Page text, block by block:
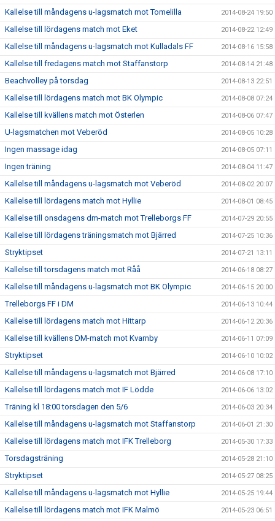
Kallelse till måndagens u-lagsmatch mot Tomelilla 2014-08-24 19:50
Kallelse till lördagens match mot Eket 2014-08-22 12:49
Kallelse till måndagens u-lagsmatch mot Kulladals FF 2014-08-16 15:58
Kallelse till fredagens match mot Staffanstorp 2014-08-14 21:48
Beachvolley på torsdag 2014-08-13 22:51
Kallelse till lördagens match mot BK Olympic 2014-08-08 07:24
Kallelse till kvällens match mot Österlen 2014-08-06 07:47
U-lagsmatchen mot Veberöd 2014-08-05 10:28
Ingen massage idag 2014-08-05 07:11
Ingen träning 2014-08-04 11:47
Kallelse till måndagens u-lagsmatch mot Veberöd 2014-08-02 20:07
Kallelse till lördagens match mot Hyllie 2014-08-01 08:45
Kallelse till onsdagens dm-match mot Trelleborgs FF 2014-07-29 20:55
Kallelse till lördagens träningsmatch mot Bjärred 2014-07-25 10:36
Stryktipset 2014-07-21 13:11
Kallelse till torsdagens match mot Råå 2014-06-18 08:27
Kallelse till måndagens u-lagsmatch mot BK Olympic 2014-06-15 20:00
Trelleborgs FF i DM 2014-06-13 10:44
Kallelse till lördagens match mot Hittarp 2014-06-12 20:36
Kallelse till kvällens DM-match mot Kvarnby 2014-06-11 07:09
Stryktipset 2014-06-10 10:02
Kallelse till måndagens u-lagsmatch mot Bjärred 2014-06-08 17:10
Kallelse till lördagens match mot IF Lödde 2014-06-06 13:02
Träning kl 18:00 torsdagen den 5/6 2014-06-03 20:34
Kallelse till måndagens u-lagsmatch mot Staffanstorp 2014-06-01 21:30
Kallelse till lördagens match mot IFK Trelleborg 2014-05-30 17:33
Torsdagsträning 2014-05-28 21:10
Stryktipset 2014-05-27 08:25
Kallelse till måndagens u-lagsmatch mot Hyllie 2014-05-25 19:44
Kallelse till lördagens match mot IFK Malmö 2014-05-23 06:51